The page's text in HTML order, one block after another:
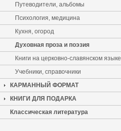
Путеводители, альбомы
Психология, медицина
Кухня, огород
Духовная проза и поэзия
Книги на церковно-славянском языке
Учебники, справочники
КАРМАННЫЙ ФОРМАТ
КНИГИ ДЛЯ ПОДАРКА
Классическая литература